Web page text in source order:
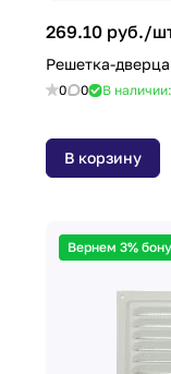
269.10 руб./
Решетка-
0 0 В
В корзину
Вернем 3%